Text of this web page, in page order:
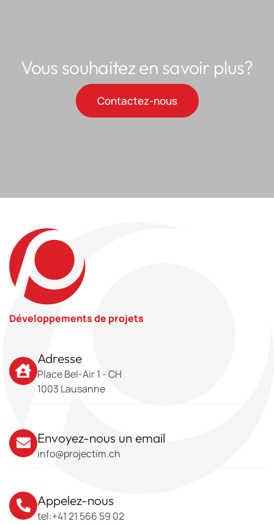
Vous souhaitez en savoir plus?
Contactez-nous
Développements de projets
Adresse
Place Bel-Air 1 - CH
1003 Lausanne
Envoyez-nous un email
info@projectim.ch
Appelez-nous
tel:+41 21 566 59 02